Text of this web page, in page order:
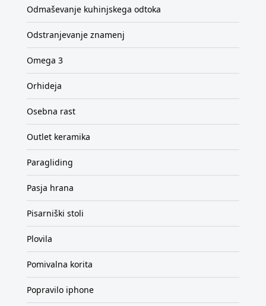
Odmaševanje kuhinjskega odtoka
Odstranjevanje znamenj
Omega 3
Orhideja
Osebna rast
Outlet keramika
Paragliding
Pasja hrana
Pisarniški stoli
Plovila
Pomivalna korita
Popravilo iphone